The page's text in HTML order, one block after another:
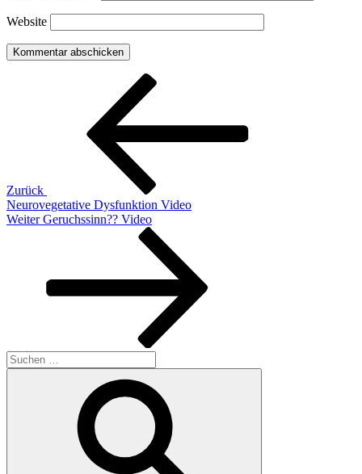
Website
Beitragsnavigation
Zurück
Neurovegetative Dysfunktion Video
Nächster
Weiter Geruchssinn?? Video
Suchen
nach: